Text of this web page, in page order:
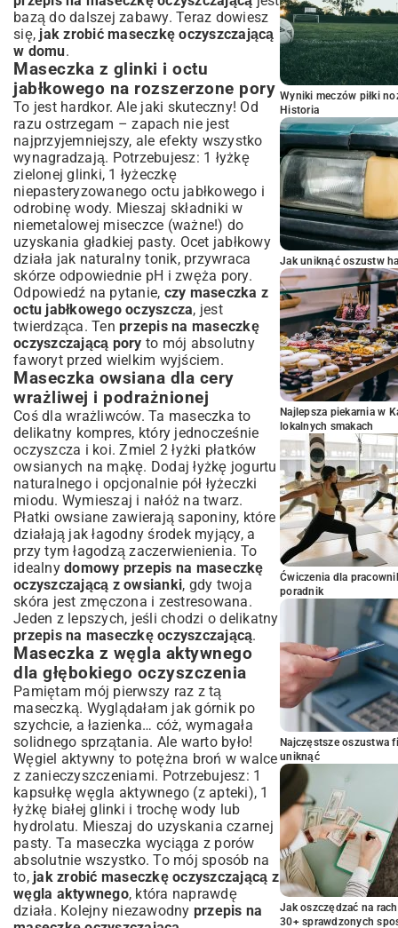
bazą do dalszej zabawy. Teraz dowiesz
się, jak zrobić maseczkę oczyszczającą
w domu.
Maseczka z glinki i octu
jabłkowego na rozszerzone pory
To jest hardkor. Ale jaki skuteczny! Od
razu ostrzegam – zapach nie jest
najprzyjemniejszy, ale efekty wszystko
wynagradzają. Potrzebujesz: 1 łyżkę
zielonej glinki, 1 łyżeczkę
niepasteryzowanego octu jabłkowego i
odrobinę wody. Mieszaj składniki w
niemetalowej miseczce (ważne!) do
uzyskania gładkiej pasty. Ocet jabłkowy
działa jak naturalny tonik, przywraca
skórze odpowiednie pH i zwęża pory.
Odpowiedź na pytanie, czy maseczka z
octu jabłkowego oczyszcza, jest
twierdząca. Ten przepis na maseczkę
oczyszczającą pory to mój absolutny
faworyt przed wielkim wyjściem.
Maseczka owsiana dla cery
wrażliwej i podrażnionej
Coś dla wrażliwców. Ta maseczka to
delikatny kompres, który jednocześnie
oczyszcza i koi. Zmiel 2 łyżki płatków
owsianych na mąkę. Dodaj łyżkę jogurtu
naturalnego i opcjonalnie pół łyżeczki
miodu. Wymieszaj i nałóż na twarz.
Płatki owsiane zawierają saponiny, które
działają jak łagodny środek myjący, a
przy tym łagodzą zaczerwienienia. To
idealny domowy przepis na maseczkę
oczyszczającą z owsianki, gdy twoja
skóra jest zmęczona i zestresowana.
Jeden z lepszych, jeśli chodzi o delikatny
przepis na maseczkę oczyszczającą.
Maseczka z węgla aktywnego
dla głębokiego oczyszczenia
Pamiętam mój pierwszy raz z tą
maseczką. Wyglądałam jak górnik po
szychcie, a łazienka… cóż, wymagała
solidnego sprzątania. Ale warto było!
Węgiel aktywny to potężna broń w walce
z zanieczyszczeniami. Potrzebujesz: 1
kapsułkę węgla aktywnego (z apteki), 1
łyżkę białej glinki i trochę wody lub
hydrolatu. Mieszaj do uzyskania czarnej
pasty. Ta maseczka wyciąga z porów
absolutnie wszystko. To mój sposób na
to, jak zrobić maseczkę oczyszczającą z
węgla aktywnego, która naprawdę
działa. Kolejny niezawodny przepis na
Wyniki meczów piłki
Historia
Jak uniknąć oszustw
Najlepsza piekarnia w
lokalnych smakach
Ćwiczenia dla
poradnik
Najczęstsze oszustwa
uniknąć
Jak oszczędzać na
30+ sprawdzonych